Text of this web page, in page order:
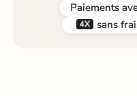
Paiements
 sans